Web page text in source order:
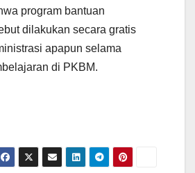
program bantuan
dilakukan secara gratis
apapun selama
di PKBM.